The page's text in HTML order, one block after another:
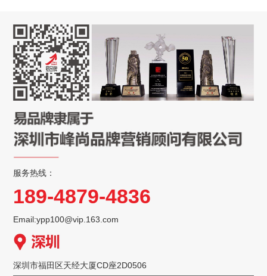
服务热线：
189-4879-4836
Email:ypp100@vip.163.com
深圳市福田区天经大厦CD座2D0506